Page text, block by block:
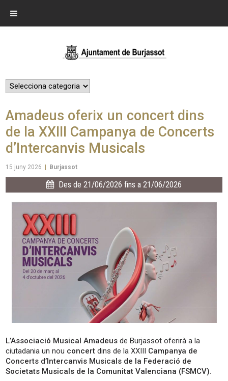
Amadeus oferix un concert dins
de la XXIII Campanya de Concerts
d’Intercanvis Musicals
15 juny 2026 Burjassot
Des de 21/06/2026 fins a 21/06/2026
L’Associació Musical Amadeusde Burjassot oferirà a la
ciutadania un nou concert dins de la XXIII Campanya de
Concerts d’Intercanvis Musicals de la Federació de
Societats Musicals de la Comunitat Valenciana (FSMCV).